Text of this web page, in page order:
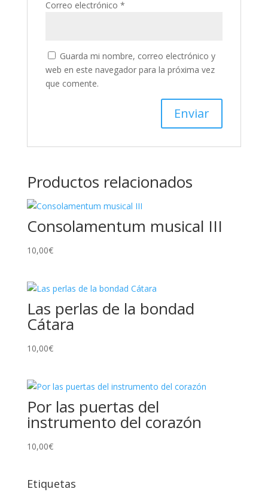
Correo electrónico *
Guarda mi nombre, correo electrónico y
web en este navegador para la próxima vez
que comente.
Productos relacionados
Consolamentum musical III
10,00€
Las perlas de la bondad
Cátara
10,00€
Por las puertas del
instrumento del corazón
10,00€
Etiquetas